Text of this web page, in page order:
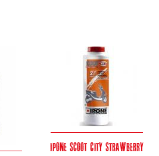
Ipone Scoot City Strawberry